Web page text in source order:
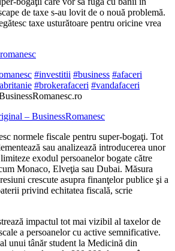
de taxe s-au lovit de o nouă problemă.
taxe usturătoare pentru oricine vrea
#investitii #business #afaceri
#brokerafaceri #vandafaceri
– BusinessRomanesc
normele fiscale pentru super-bogaţi. Tot
sau analizează introducerea unor
exodul persoanelor bogate către
Monaco, Elveţia sau Dubai. Măsura
crescute asupra finanţelor publice şi a
privind echitatea fiscală, scrie
impactul tot mai vizibil al taxelor de
a persoanelor cu active semnificative.
unui tânăr student la Medicină din